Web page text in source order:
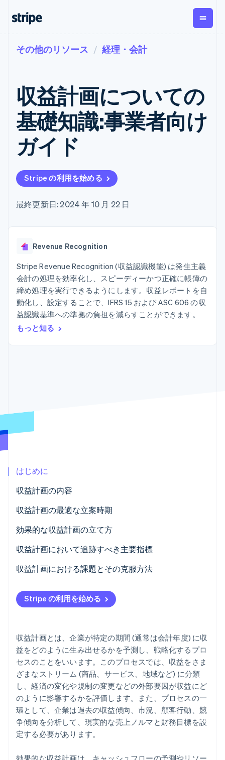
支払い
オンライン決
済
Managed
Payments
マーチャント
オブレコード
ソリューショ
ン
Payment links
不要の決済ペ
ージ
Checkout
構築済み決済
UI
Elements
ポーネント
125 以上の決
可能
Terminal
対面支払い
Authorization
Boost
決済成功率の
最適化
Link
スピーディー
収益
経常収益
Metronome
従量課金
サブスクリ
プション
1 回限りまた
は継続
Tax
VAT の自動
Recognition
会計管理の
Stripe
Sigma
カスタムレ
ポート
Data
Pipeline
データの同
Global
Payouts
第三者
への入
金
イス
カーボンリムーバル
Identity
Stripe Sessions 2026
Stripe が AI の経済インフラをどのように構築しているかを
ご覧ください。
企業規模別
ユースケース別
エージェンティックコマ
ース
埋込型金融
請求・財務関連
グローバルビジネス
マーケットプレイス
業種別
AI 企業
クリエイターエコノミ―
ゲーム
ホスピタリティ、旅行、
メディアおよびエンター
ドキュメント
ライブラリと SDK
Stripe Apps
ガイド
け
構築済みの決済を実装
プラットフォームまたは
築する
のカードを発行
ビスのプロビジョニング
と管理
リソース
コードサンプル
学ぶ
ガイド
サポート
サポートに問い合わせる
プロフェッショナルサー
ビス
Sessions 年次カンファ
採用情報
ニュースルーム
Stripe Press
お問い合わせ
その他のリソース 経理・会計
収益計画についての
基礎知識:事業者向け
ガイド
Stripe の利用を始める
最終更新日: 2024 年 10 月 22 日
Revenue Recognition
Stripe Revenue Recognition (収益認識機能) は発生主義
会計の処理を効率化し、スピーディーかつ正確に帳簿の
締め処理を実行できるようにします。収益レポートを自
動化し、設定することで、IFRS 15 および ASC 606 の収
益認識基準への準拠の負担を減らすことができます。
もっと知る
はじめに
収益計画の内容
収益計画の最適な立案時期
効果的な収益計画の立て方
実行可能な目標を設定する
過去データを分析する
市場を分析する
収益予測を作成する
リソースの戦略的割り当て
アクションプランを策定する
部門間でインサイトを組み合わせる
潜在的なリスクに備える
主要指標を監視する
収益計画において追跡すべき主要指標
月間経常収益 (MRR)
年間経常収益 (ARR)
顧客獲得単価 (CAC)
解約率
ユーザー 1 人あたりの平均収益 (ARPU)
セールスパイプライン速度
成約率
収益成長率
収益計画における課題とその克服方法
予測不能な市況
不正確なデータ
顧客解約に関する会計処理
過去データへの強い依存
リスク管理
新たな収益ストリーム
消費者ニーズの変化
Stripe の利用を始める
収益計画とは、企業が特定の期間 (通常は会計年度) に収
益をどのように生み出せるかを予測し、戦略化するプロ
セスのことをいいます。このプロセスでは、収益をさま
ざまなストリーム (商品、サービス、地域など) に分類
し、経済の変化や規制の変更などの外部要因が収益にど
のように影響するかを評価します。また、プロセスの一
環として、企業は過去の収益傾向、市況、顧客行動、競
争傾向を分析して、現実的な売上ノルマと財務目標を設
定する必要があります。